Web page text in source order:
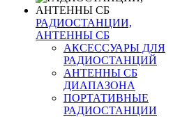
РАДИОСТАНЦИИ,
АНТЕННЫ CБ
АКСЕССУАРЫ ДЛЯ
РАДИОСТАНЦИЙ
АНТЕННЫ CБ
ДИАПАЗОНА
ПОРТАТИВНЫЕ
РАДИОСТАНЦИИ